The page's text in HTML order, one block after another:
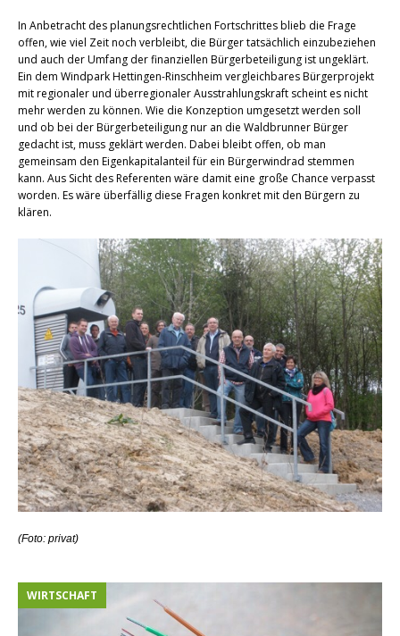
In Anbetracht des planungsrechtlichen Fortschrittes blieb die Frage
offen, wie viel Zeit noch verbleibt, die Bürger tatsächlich einzubeziehen
und auch der Umfang der finanziellen Bürgerbeteiligung ist ungeklärt.
Ein dem Windpark Hettingen-Rinschheim vergleichbares Bürgerprojekt
mit regionaler und überregionaler Ausstrahlungskraft scheint es nicht
mehr werden zu können. Wie die Konzeption umgesetzt werden soll
und ob bei der Bürgerbeteiligung nur an die Waldbrunner Bürger
gedacht ist, muss geklärt werden. Dabei bleibt offen, ob man
gemeinsam den Eigenkapitalanteil für ein Bürgerwindrad stemmen
kann. Aus Sicht des Referenten wäre damit eine große Chance verpasst
worden. Es wäre überfällig diese Fragen konkret mit den Bürgern zu
klären.
(Foto: privat)
WIRTSCHAFT